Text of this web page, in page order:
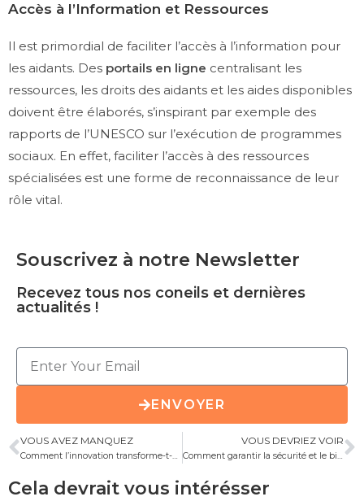
Accès à l’Information et Ressources
Il est primordial de faciliter l’accès à l’information pour
les aidants. Des portails en ligne centralisant les
ressources, les droits des aidants et les aides disponibles
doivent être élaborés, s’inspirant par exemple des
rapports de l’UNESCO sur l’exécution de programmes
sociaux. En effet, faciliter l’accès à des ressources
spécialisées est une forme de reconnaissance de leur
rôle vital.
Souscrivez à notre Newsletter
Recevez tous nos coneils et dernières
actualités !
ENVOYER
VOUS AVEZ MANQUEZ
Comment l’innovation transforme-t-elle la gériatrie ?
VOUS DEVRIEZ VOIR
Comment garantir la sécurité et le bien-être des résidents en EHPAD ?
Cela devrait vous intérésser